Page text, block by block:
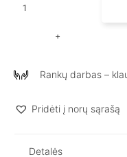
/
/
Rankų darbas –
Pridėti į norų sąrašą
Detalės